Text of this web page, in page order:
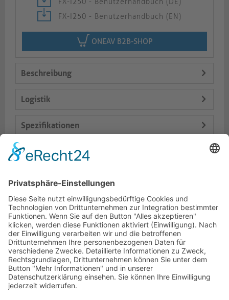
FX-I250 - Benutzerhandbuch (DE)
FX-I250 - Benutzerhandbuch (EN)
ONEAV B2B-SHOP
Beschreibung
Logistik
Spezifikationen
Lieferumfang
Dokumente
HOTLINE